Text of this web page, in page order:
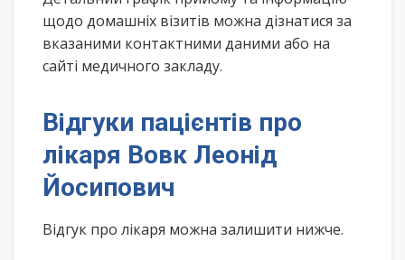
щодо домашніх візитів можна дізнатися за
вказаними контактними даними або на
сайті медичного закладу.
Відгуки пацієнтів про
лікаря Вовк Леонід
Йосипович
Відгук про лікаря можна залишити нижче.